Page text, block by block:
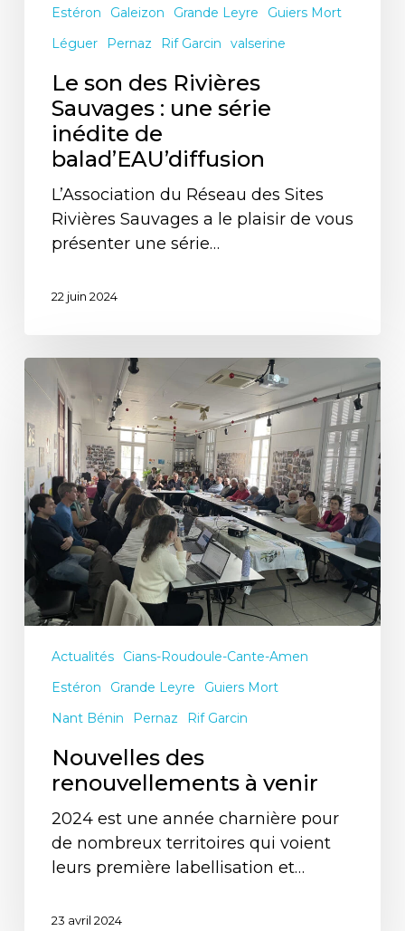
Estéron
Galeizon Grande Leyre
Guiers Mort
Léguer
Pernaz Rif Garcin valserine
Le son des Rivières
Sauvages : une série
inédite de
balad’EAU’diffusion
L’Association du Réseau des Sites
Rivières Sauvages a le plaisir de vous
présenter une série…
22 juin 2024
Nouvelles
des
renouvellements
à
venir
Actualités
Cians-Roudoule-Cante-Amen
Estéron
Grande Leyre
Guiers Mort
Nant Bénin
Pernaz Rif Garcin
Nouvelles des
renouvellements à venir
2024 est une année charnière pour
de nombreux territoires qui voient
leurs première labellisation et…
23 avril 2024